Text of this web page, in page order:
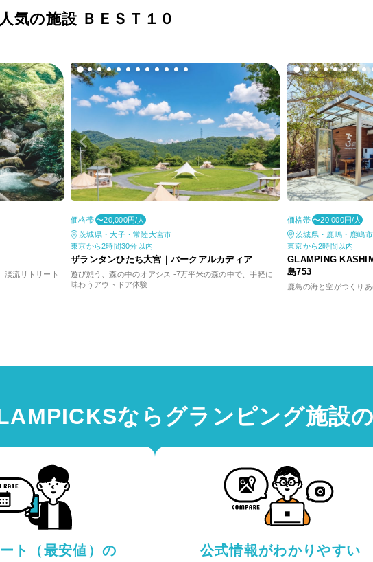
気の施設 ＢＥＳＴ１０
渓流リトリート
価格帯 〜20,000円/人
茨城県・大子・常陸大宮市
東京から2時間30分以内
ザランタンひたち大宮｜パークアルカディア
遊び憩う、森の中のオアシス -7万平米の森の中で、手軽に
味わうアウトドア体験
価格帯 〜20,000円/人
茨城県・鹿嶋・鹿嶋市
東京から2時間以内
GLAMPING
島753
鹿島の海と空がつくり
ならグランピング施設の
ト（最安値）の
公式情報がわかりやすい